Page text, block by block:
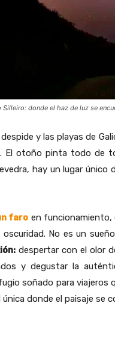
Silleiro: donde el haz de luz se
y las playas de
El otoño pinta todo de
hay un lugar único
faro en funcionamiento,
No es un
despertar con el olor
y degustar la
soñado para viajeros
donde el paisaje se